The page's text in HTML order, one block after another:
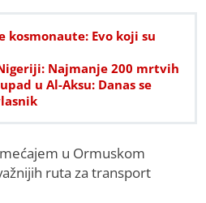
kosmonaute: Evo koji su
Najmanje 200 mrtvih
u Al-Aksu: Danas se
u Ormuskom
ruta za transport